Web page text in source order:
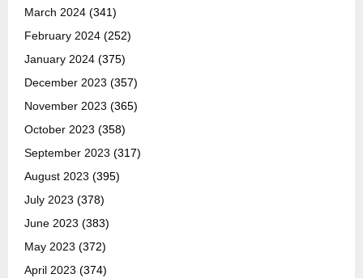
March 2024 (341)
February 2024 (252)
January 2024 (375)
December 2023 (357)
November 2023 (365)
October 2023 (358)
September 2023 (317)
August 2023 (395)
July 2023 (378)
June 2023 (383)
May 2023 (372)
April 2023 (374)